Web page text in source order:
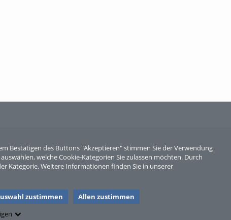
Bestätigen des Buttons "Akzeptieren" stimmen Sie der Verwendung
welche Cookie-Kategorien Sie zulassen möchten. Durch
Kategorie. Weitere Informationen finden Sie in unserer
zustimmen
Allen zustimmen
Sperber